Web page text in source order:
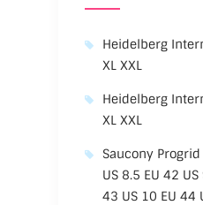
Heidelberg
XL XXL
Heidelberg
XL XXL
Saucony
US 8.5 EU 42
43 US 10 EU 44